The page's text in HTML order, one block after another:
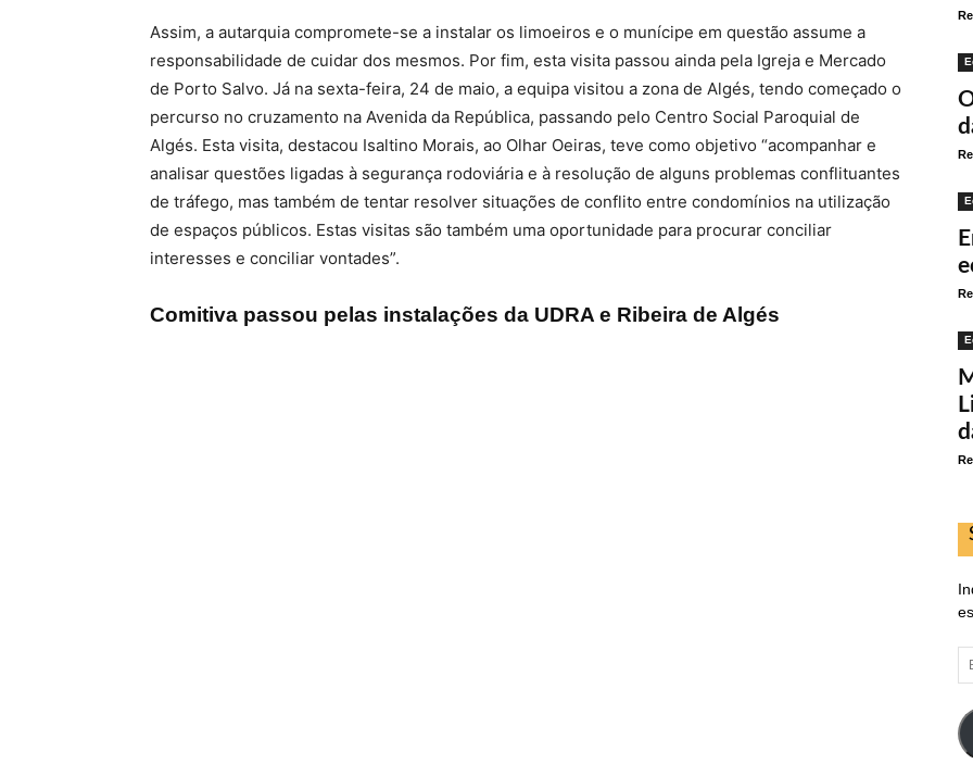
Assim, a autarquia compromete-se a instalar os limoeiros e o munícipe em questão assume a
responsabilidade de cuidar dos mesmos. Por fim, esta visita passou ainda pela Igreja e Mercado
de Porto Salvo. Já na sexta-feira, 24 de maio, a equipa visitou a zona de Algés, tendo começado o
percurso no cruzamento na Avenida da República, passando pelo Centro Social Paroquial de
Algés. Esta visita, destacou Isaltino Morais, ao Olhar Oeiras, teve como objetivo “acompanhar e
analisar questões ligadas à segurança rodoviária e à resolução de alguns problemas conflituantes
de tráfego, mas também de tentar resolver situações de conflito entre condomínios na utilização
de espaços públicos. Estas visitas são também uma oportunidade para procurar conciliar
interesses e conciliar vontades”.
Comitiva passou pelas instalações da UDRA e Ribeira de Algés
de